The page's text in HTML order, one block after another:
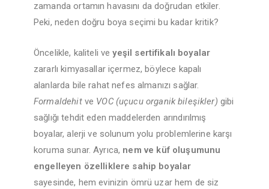
zamanda ortamın havasını da doğrudan etkiler.
Peki, neden doğru boya seçimi bu kadar kritik?
Öncelikle, kaliteli veyeşil sertifikalı boyalar
zararlı kimyasallar içermez, böylece kapalı
alanlarda bile rahat nefes almanızı sağlar.
Formaldehitve VOC (uçucu organik bileşikler) gibi
sağlığı tehdit eden maddelerden arındırılmış
boyalar, alerji ve solunum yolu problemlerine karşı
koruma sunar. Ayrıca, nem ve küf oluşumunu
engelleyen özelliklere sahip boyalar
sayesinde, hem evinizin ömrü uzar hem de siz